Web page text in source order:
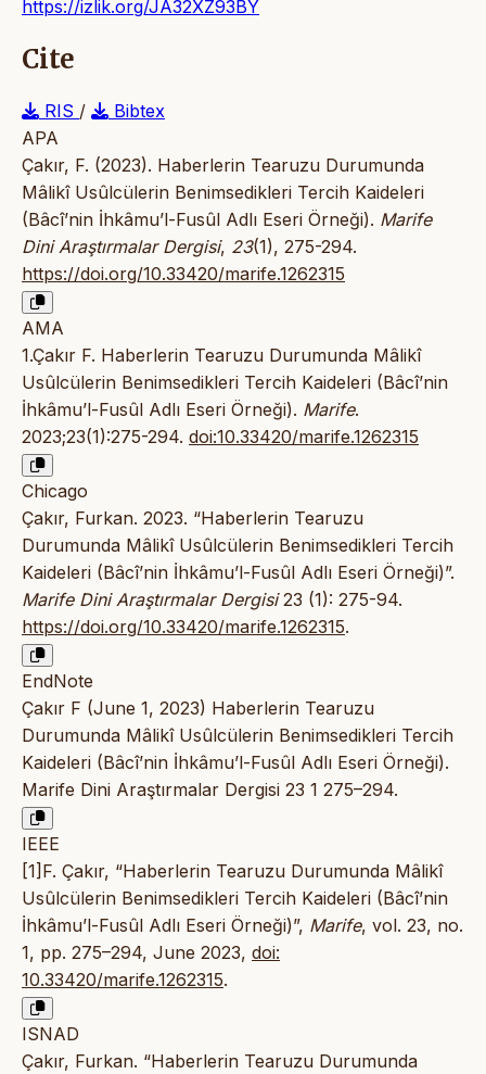
https://izlik.org/JA32XZ93BY
Cite
RIS /
Bibtex
APA
Çakır, F. (2023). Haberlerin Tearuzu Durumunda
Mâlikî Usûlcülerin Benimsedikleri Tercih Kaideleri
(Bâcî’nin İhkâmu’l-Fusûl Adlı Eseri Örneği). Marife
Dini Araştırmalar Dergisi, 23(1), 275-294.
https://doi.org/10.33420/marife.1262315
AMA
1.Çakır F. Haberlerin Tearuzu Durumunda Mâlikî
Usûlcülerin Benimsedikleri Tercih Kaideleri (Bâcî’nin
İhkâmu’l-Fusûl Adlı Eseri Örneği). Marife.
2023;23(1):275-294. doi:10.33420/marife.1262315
Chicago
Çakır, Furkan. 2023. “Haberlerin Tearuzu
Durumunda Mâlikî Usûlcülerin Benimsedikleri Tercih
Kaideleri (Bâcî’nin İhkâmu’l-Fusûl Adlı Eseri Örneği)”.
Marife Dini Araştırmalar Dergisi23 (1): 275-94.
https://doi.org/10.33420/marife.1262315.
EndNote
Çakır F (June 1, 2023) Haberlerin Tearuzu
Durumunda Mâlikî Usûlcülerin Benimsedikleri Tercih
Kaideleri (Bâcî’nin İhkâmu’l-Fusûl Adlı Eseri Örneği).
Marife Dini Araştırmalar Dergisi 23 1 275–294.
IEEE
[1]F. Çakır, “Haberlerin Tearuzu Durumunda Mâlikî
Usûlcülerin Benimsedikleri Tercih Kaideleri (Bâcî’nin
İhkâmu’l-Fusûl Adlı Eseri Örneği)”, Marife, vol. 23, no.
1, pp. 275–294, June 2023, doi:
10.33420/marife.1262315.
ISNAD
Çakır, Furkan. “Haberlerin Tearuzu Durumunda